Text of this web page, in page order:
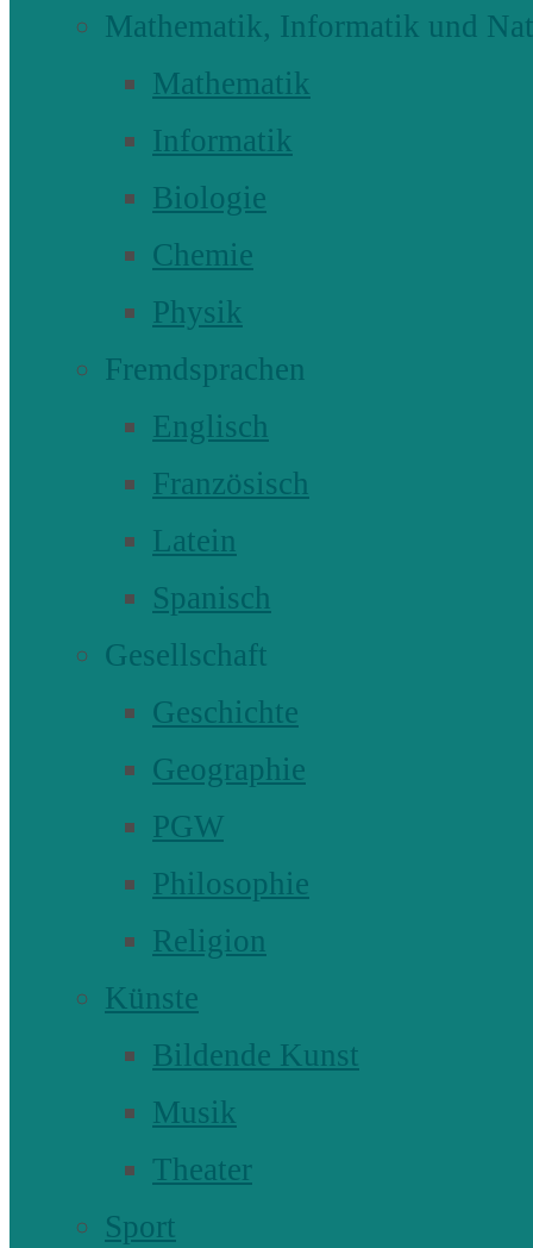
Mathematik, Informatik und
Mathematik
Informatik
Biologie
Chemie
Physik
Fremdsprachen
Englisch
Französisch
Latein
Spanisch
Gesellschaft
Geschichte
Geographie
PGW
Philosophie
Religion
Künste
Bildende Kunst
Musik
Theater
Sport